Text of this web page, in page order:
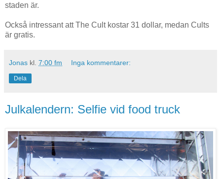
staden är.
Också intressant att The Cult kostar 31 dollar, medan Cults
är gratis.
Jonas kl. 7:00 fm Inga kommentarer:
Dela
Julkalendern: Selfie vid food truck